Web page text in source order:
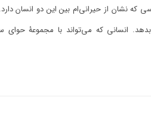
که نشان از حیرانی‌ام بین این دو انسان
انسانی که می‌تواند با مجموعۀ حوای